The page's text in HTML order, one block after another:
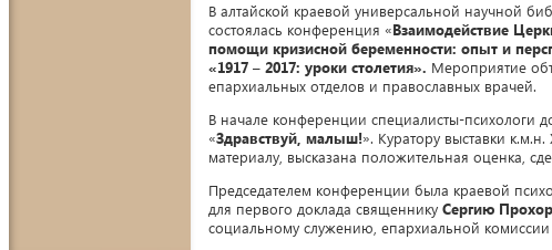
В алтайской краевой универсальной научной
состоялась конференция «Взаимодействие
помощи кризисной беременности: опыт и
«1917 – 2017: уроки столетия». Мероприятие
епархиальных отделов и православных врачей.
В начале конференции специалисты-психологи
«Здравствуй, малыш!». Куратору выставки
материалу, высказана положительная оценка,
Председателем конференции была краевой
для первого доклада священнику Сергию
социальному служению, епархиальной